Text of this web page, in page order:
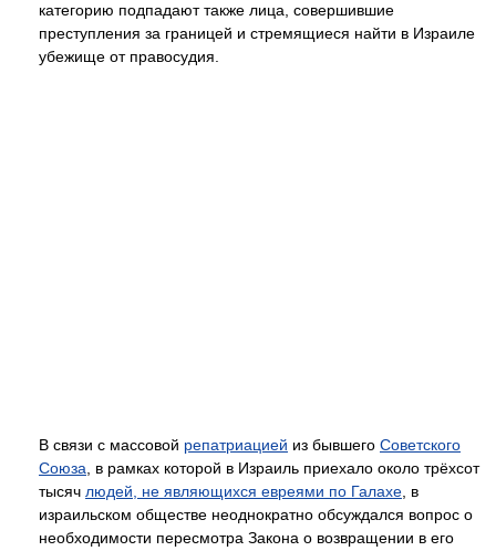
категорию подпадают также лица, совершившие
преступления за границей и стремящиеся найти в Израиле
убежище от правосудия.
В связи с массовой репатриацией из бывшего Советского
Союза , в рамках которой в Израиль приехало около трёхсот
тысяч людей, не являющихся евреями по Галахе , в
израильском обществе неоднократно обсуждался вопрос о
необходимости пересмотра Закона о возвращении в его